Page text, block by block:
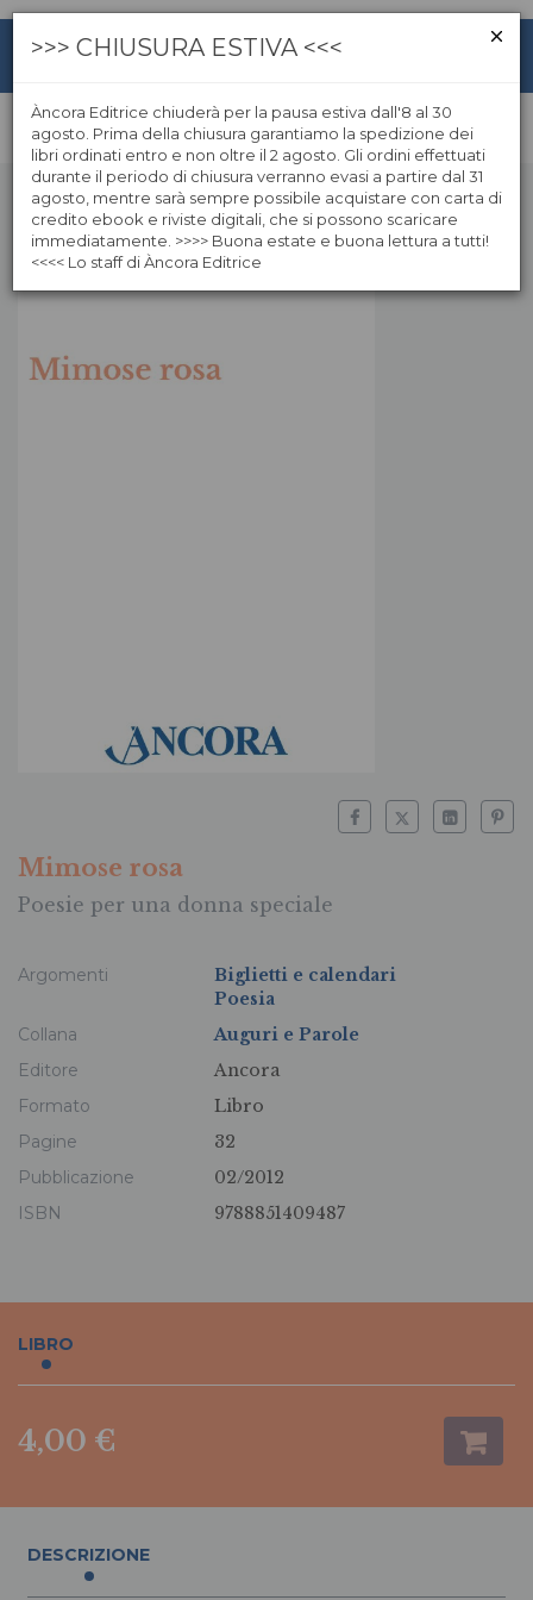
Mimose rosa
Poesie per una donna speciale
Argomenti
Biglietti e calendari
Poesia
Collana
Auguri e Parole
Editore
Ancora
Formato
Libro
Pagine
32
Pubblicazione
02/2012
ISBN
9788851409487
LIBRO
4,00 €
DESCRIZIONE
>>> CHIUSURA ESTIVA <<<
Àncora Editrice chiuderà per la pausa estiva dall'8 al 30
agosto. Prima della chiusura garantiamo la spedizione dei
libri ordinati entro e non oltre il 2 agosto. Gli ordini effettuati
durante il periodo di chiusura verranno evasi a partire dal 31
agosto, mentre sarà sempre possibile acquistare con carta di
credito ebook e riviste digitali, che si possono scaricare
immediatamente. >>>> Buona estate e buona lettura a tutti!
<<<< Lo staff di Àncora Editrice